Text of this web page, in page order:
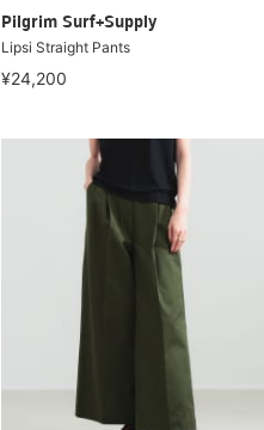
Pilgrim Surf+Supply
Lipsi Straight Pants
¥24,200